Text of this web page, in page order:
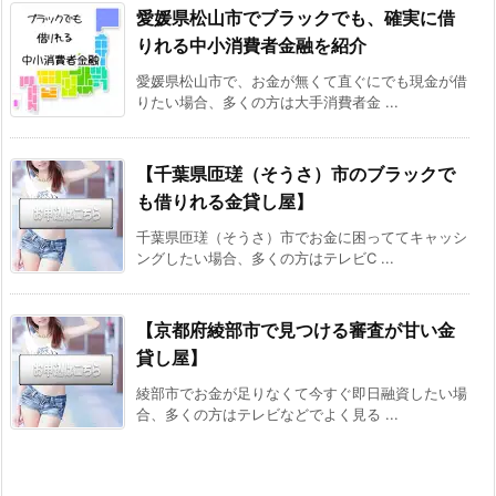
愛媛県松山市でブラックでも、確実に借
りれる中小消費者金融を紹介
愛媛県松山市で、お金が無くて直ぐにでも現金が借
りたい場合、多くの方は大手消費者金 ...
【千葉県匝瑳（そうさ）市のブラックで
も借りれる金貸し屋】
千葉県匝瑳（そうさ）市でお金に困っててキャッシ
ングしたい場合、多くの方はテレビC ...
【京都府綾部市で見つける審査が甘い金
貸し屋】
綾部市でお金が足りなくて今すぐ即日融資したい場
合、多くの方はテレビなどでよく見る ...